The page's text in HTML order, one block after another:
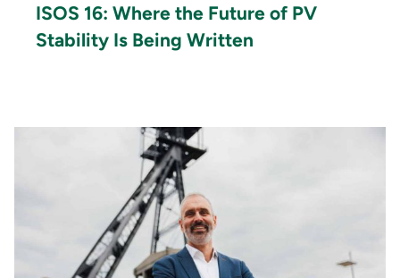
ISOS 16: Where the Future of PV
Stability Is Being Written